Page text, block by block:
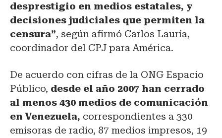
desprestigio en medios estatales, y
decisiones judiciales que permiten la
censura”, según afirmó Carlos Lauría,
coordinador del CPJ para América.
De acuerdo con cifras de la ONG Espacio
Público, desde el año 2007 han cerrado
al menos 430 medios de comunicación
en Venezuela, correspondientes a 330
emisoras de radio, 87 medios impresos, 19